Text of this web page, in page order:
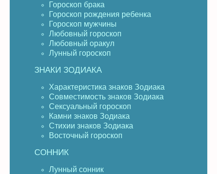
Гороскоп брака
Гороскоп рождения ребенка
Гороскоп мужчины
Любовный гороскоп
Любовный оракул
Лунный гороскоп
ЗНАКИ ЗОДИАКА
Характеристика знаков Зодиака
Совместимость знаков Зодиака
Сексуальный гороскоп
Камни знаков Зодиака
Стихии знаков Зодиака
Восточный гороскоп
СОННИК
Лунный сонник